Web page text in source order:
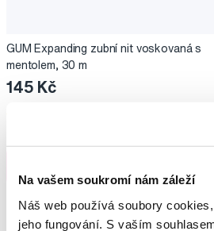
Na vašem soukromí nám záleží
Náš web používá soubory
jeho fungování. S vaším
GUM Expanding zubní nit voskovaná s
mentolem, 30 m
145 Kč
Skladem > 5 ks
13 prodejnách